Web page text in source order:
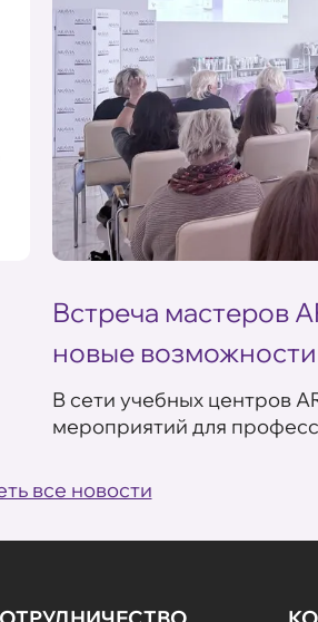
Встреча мастеров
новые возможности
В сети учебных центров
мероприятий для
все новости